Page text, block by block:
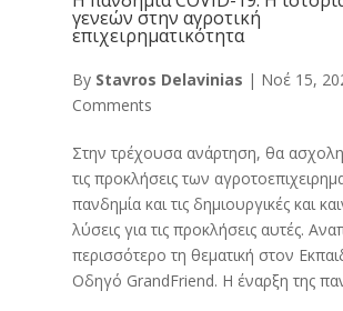
γενεών στην αγροτική
επιχειρηματικότητα
By Stavros Delavinias | Νοέ 15,
Comments
Στην τρέχουσα ανάρτηση, θα
τις προκλήσεις των
πανδημία και τις δημιουργικές και
λύσεις για τις προκλήσεις αυτές.
περισσότερο τη θεματική στον
Οδηγό GrandFriend. Η έναρξη της